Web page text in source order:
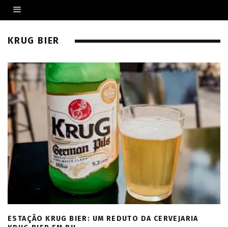
KRUG BIER
ESTAÇÃO KRUG BIER: UM REDUTO DA CERVEJARIA